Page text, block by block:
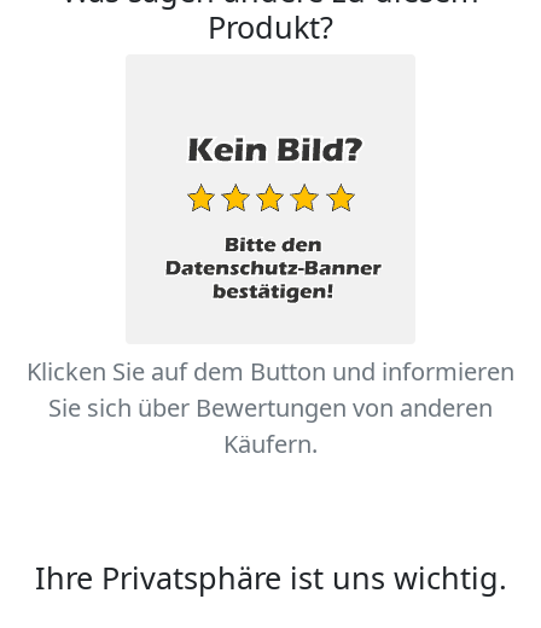
Produkt?
Klicken Sie auf dem Button und informieren
Sie sich über Bewertungen von anderen
Käufern.
Ihre Privatsphäre ist uns wichtig.